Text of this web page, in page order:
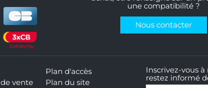
une compatibilité ?
Nous contacter
vente
Plan d'accès
Plan du site
Inscrivez-vous
restez informé